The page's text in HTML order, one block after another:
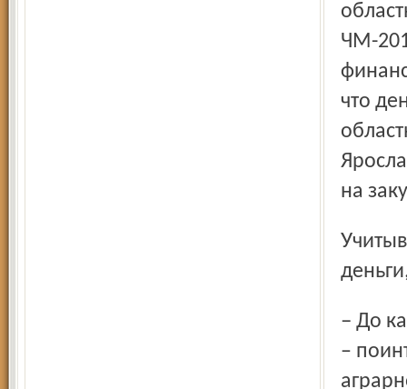
ЧМ-
что
на
Учитывая обстоятельства, парламентарии дали клубу
– До каких пор мы будем финансировать элитный спорт?
–